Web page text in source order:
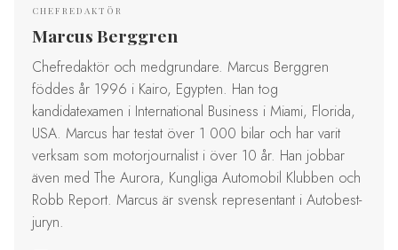
CHEFREDAKTÖR
Marcus Berggren
Chefredaktör och medgrundare. Marcus Berggren
föddes år 1996 i Kairo, Egypten. Han tog
kandidatexamen i International Business i Miami, Florida,
USA. Marcus har testat över 1 000 bilar och har varit
verksam som motorjournalist i över 10 år. Han jobbar
även med The Aurora, Kungliga Automobil Klubben och
Robb Report. Marcus är svensk representant i Autobest-
juryn.